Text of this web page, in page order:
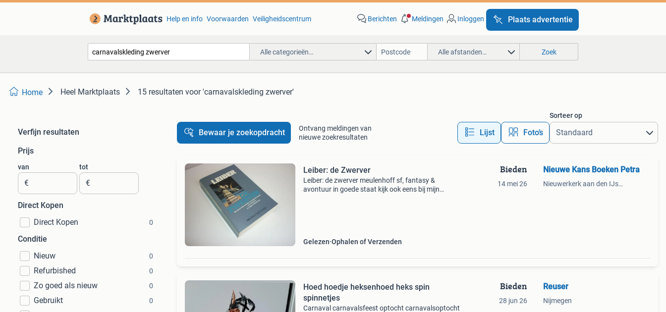
Help en info Voorwaarden Veiligheidscentrum Berichten Meldingen Inloggen Plaats advertentie
Alle categorieën… Alle afstanden… Zoek
Home Heel Marktplaats 15 resultaten voor 'carnavalskleding zwerver'
Verfijn resultaten
Prijs
van
€
tot
€
Direct Kopen
Direct Kopen
0
Conditie
Nieuw
0
Refurbished 0
Zo goed als nieuw 0
Gebruikt 0
Bewaar je zoekopdracht
Ontvang meldingen van
nieuwe zoekresultaten
Lijst Foto’s
Sorteer op
Leiber: de Zwerver
Leiber: de zwerver meulenhoff sf, fantasy &
avontuur in goede staat kijk ook eens bij mijn
Gelezen Ophalen of Verzenden
Bieden
14 mei 26
Nieuwe Kans Boeken Petra
Nieuwerkerk aan den IJssel
Hoed hoedje heksenhoed heks spin
spinnetjes
Carnaval carnavalsfeest optocht carnavalsoptocht
Bieden
28 jun 26
Reuser
Nijmegen